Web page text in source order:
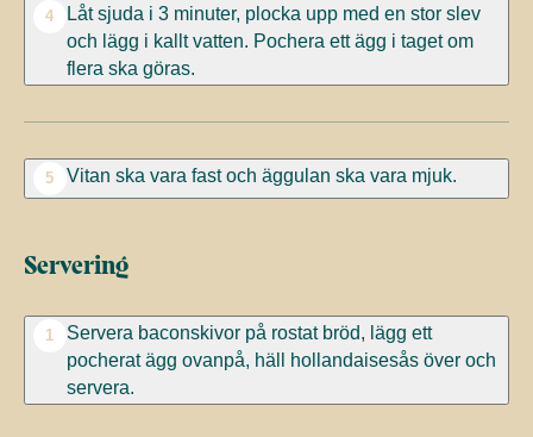
4
Låt sjuda i 3 minuter, plocka upp med en stor slev
och lägg i kallt vatten. Pochera ett ägg i taget om
flera ska göras.
5 Vitan ska vara fast och äggulan ska vara mjuk.
Servering
1
Servera baconskivor på rostat bröd, lägg ett
pocherat ägg ovanpå, häll hollandaisesås över och
servera.